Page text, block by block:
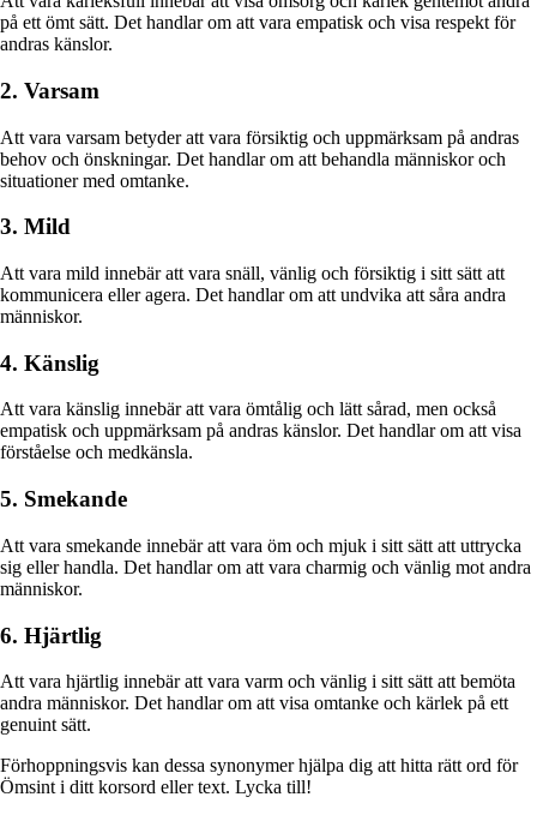
på ett ömt sätt. Det handlar om att vara empatisk och visa respekt för
andras känslor.
2. Varsam
Att vara varsam betyder att vara försiktig och uppmärksam på andras
behov och önskningar. Det handlar om att behandla människor och
situationer med omtanke.
3. Mild
Att vara mild innebär att vara snäll, vänlig och försiktig i sitt sätt att
kommunicera eller agera. Det handlar om att undvika att såra andra
människor.
4. Känslig
Att vara känslig innebär att vara ömtålig och lätt sårad, men också
empatisk och uppmärksam på andras känslor. Det handlar om att visa
förståelse och medkänsla.
5. Smekande
Att vara smekande innebär att vara öm och mjuk i sitt sätt att uttrycka
sig eller handla. Det handlar om att vara charmig och vänlig mot andra
människor.
6. Hjärtlig
Att vara hjärtlig innebär att vara varm och vänlig i sitt sätt att bemöta
andra människor. Det handlar om att visa omtanke och kärlek på ett
genuint sätt.
Förhoppningsvis kan dessa synonymer hjälpa dig att hitta rätt ord för
Ömsint i ditt korsord eller text. Lycka till!